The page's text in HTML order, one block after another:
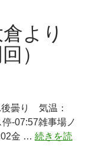
より
）
曇り 気温：
-07:57雑事場ノ
金 … 続きを読